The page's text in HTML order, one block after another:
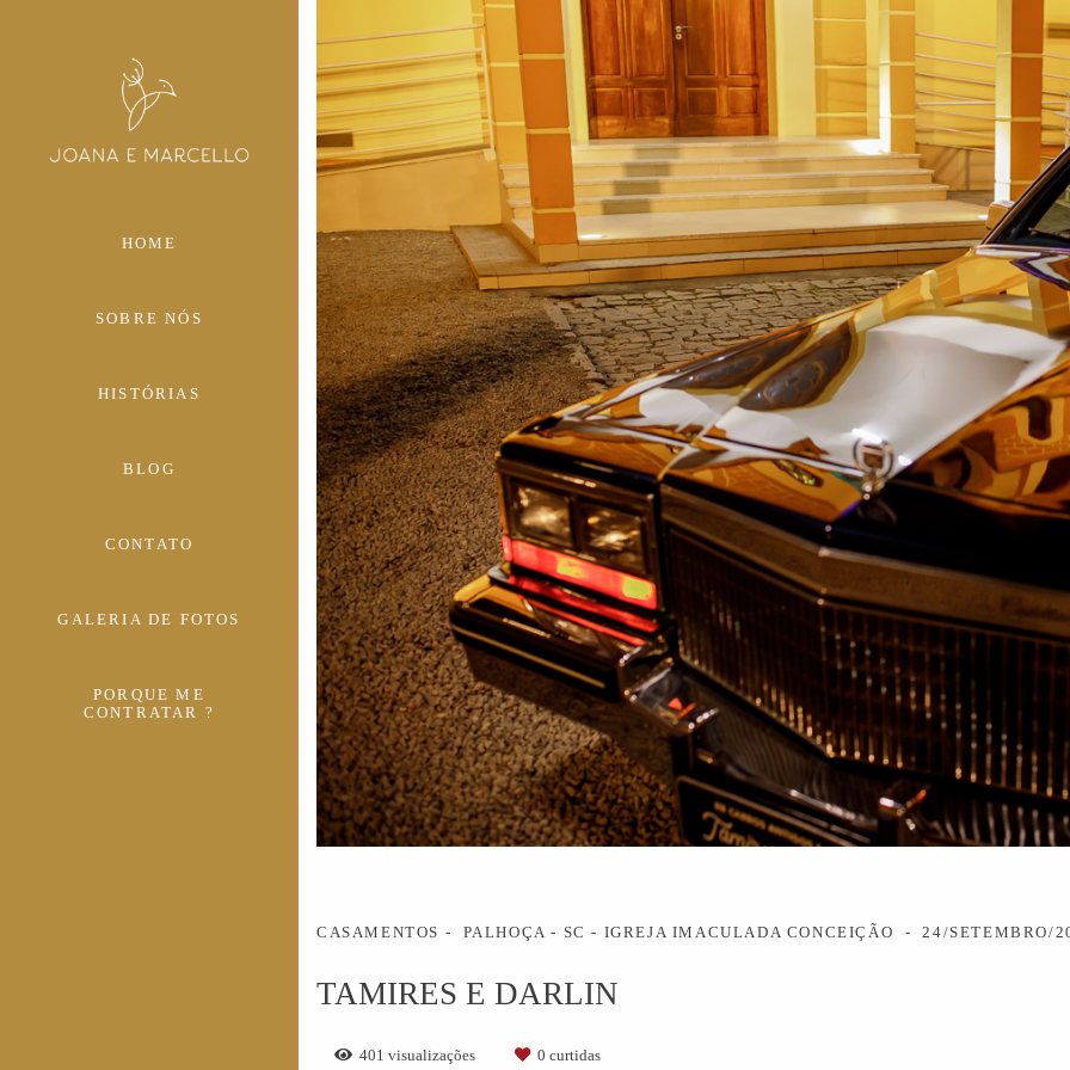
HOME
SOBRE NÓS
HISTÓRIAS
BLOG
CONTATO
GALERIA DE FOTOS
PORQUE ME
CONTRATAR ?
CASAMENTOS PALHOÇA - SC - IGREJA IMACULADA CONCEIÇÃO 24/SETEMBRO/
TAMIRES E DARLIN
401 visualizações 0 curtidas